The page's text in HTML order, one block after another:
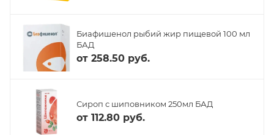
Биафишенол рыбий жир пищевой 100 мл
БАД
от 258.50 руб.
Сироп с шиповником 250мл БАД
от 112.80 руб.